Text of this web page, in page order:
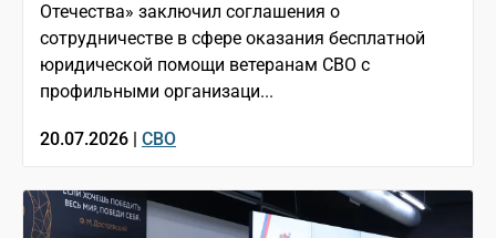
Отечества» заключил соглашения о
сотрудничестве в сфере оказания бесплатной
юридической помощи ветеранам СВО с
профильными организаци...
20.07.2026 | СВО